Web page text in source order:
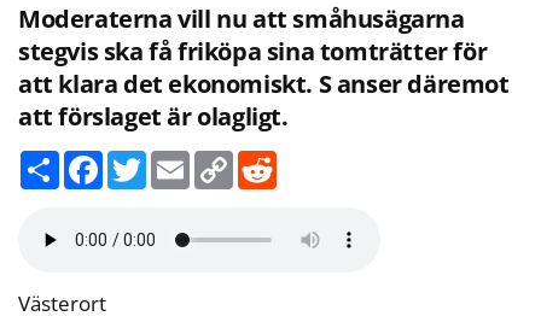
Moderaterna vill nu att småhusägarna
stegvis ska få friköpa sina tomträtter för
att klara det ekonomiskt. S anser däremot
att förslaget är olagligt.
D
e
F
a
b
k
T
w
t
E
m
l
C
o
L
Västerort